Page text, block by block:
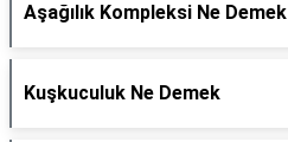
Aşağılık Kompleksi Ne Demek
Kuşkuculuk Ne Demek